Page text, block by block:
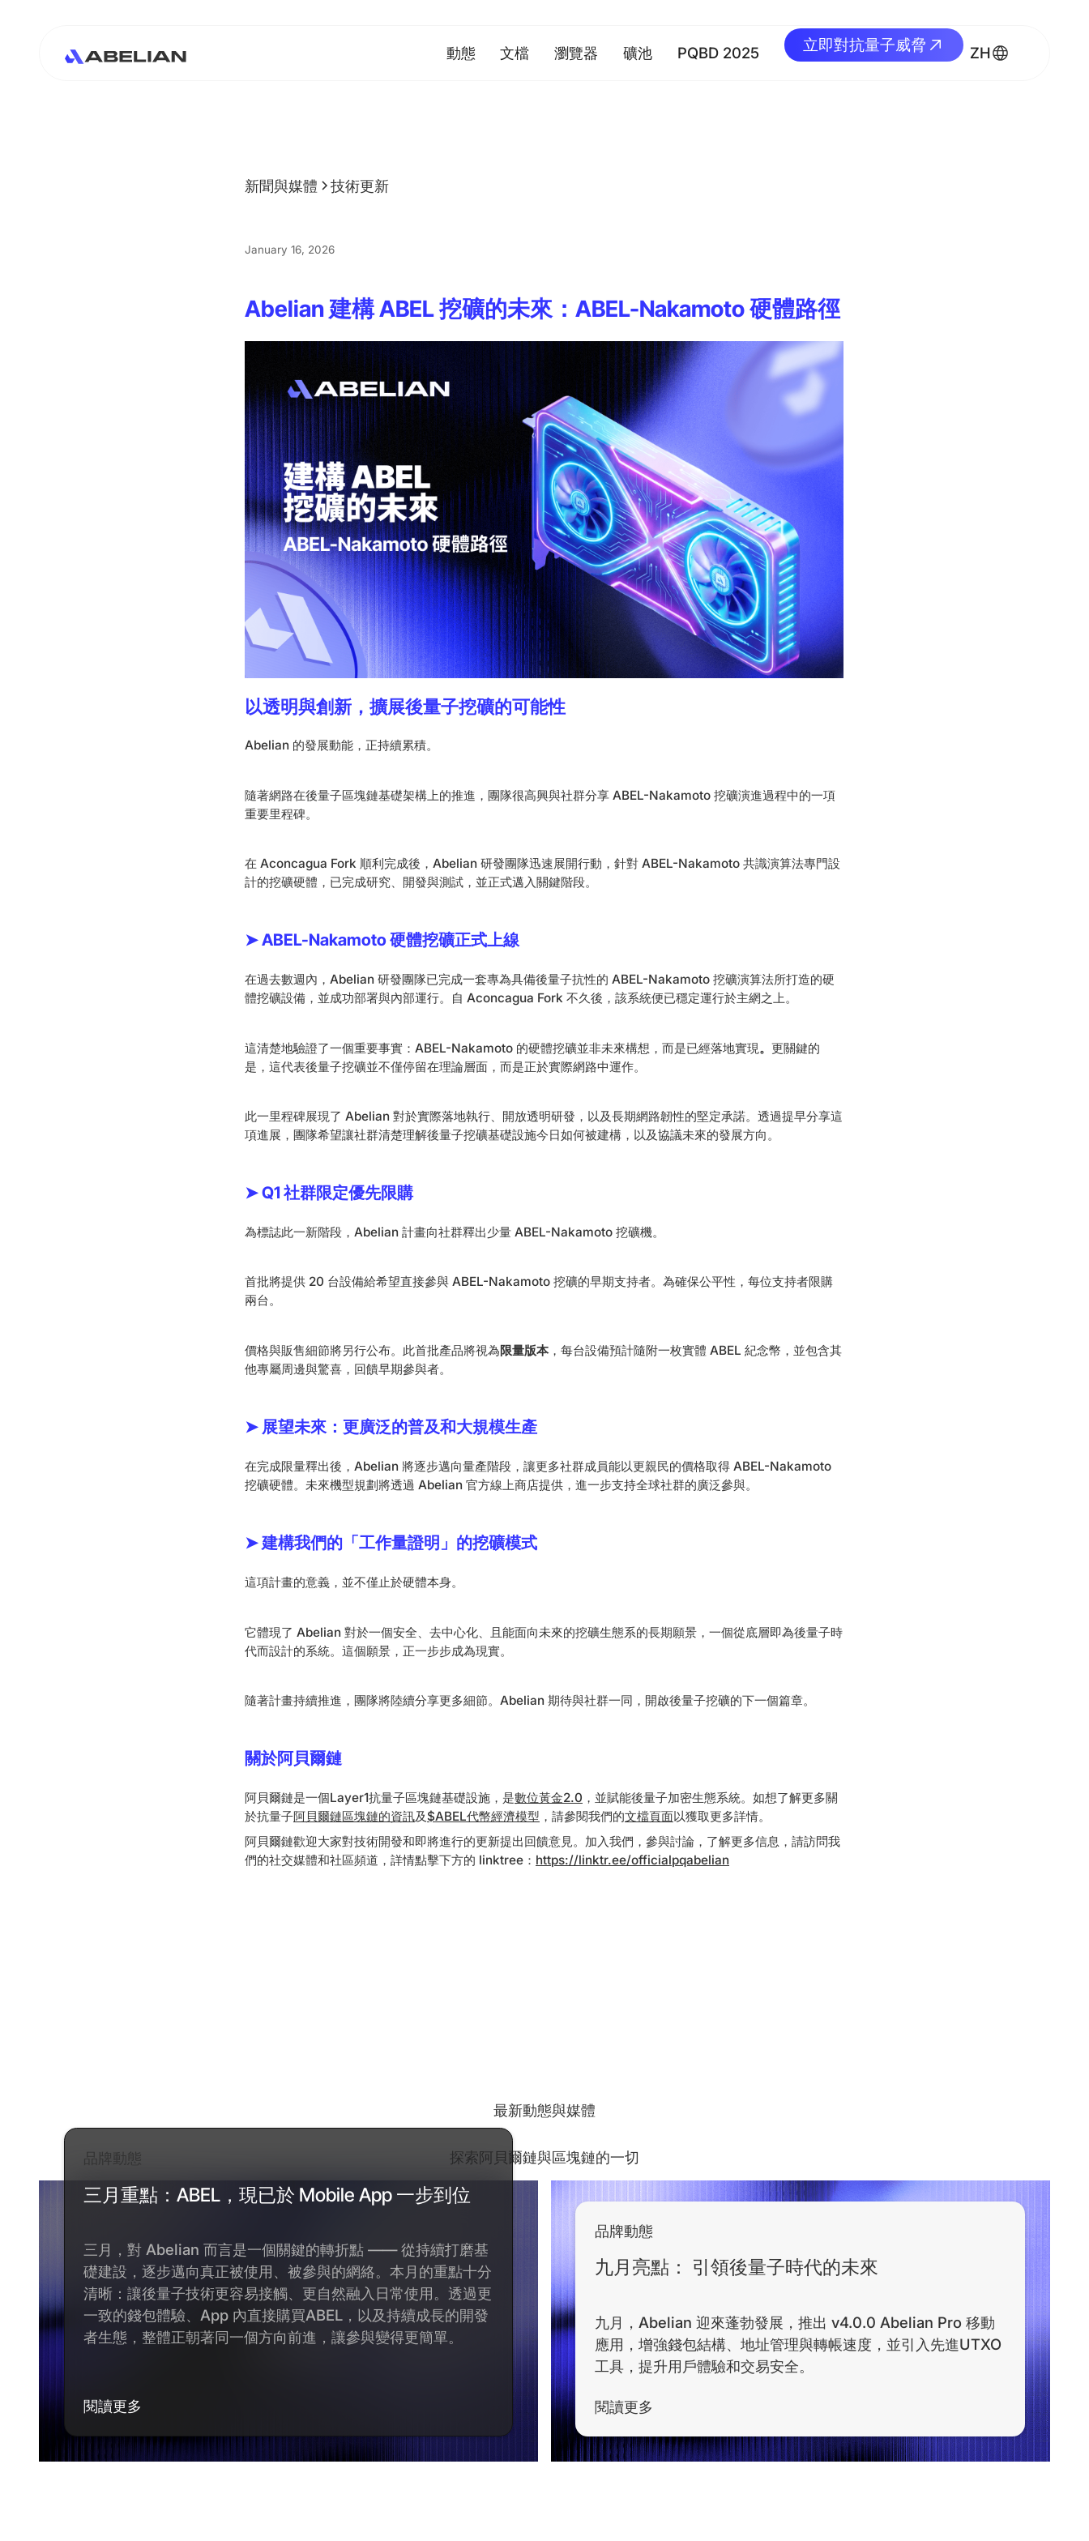
動態 文檔 瀏覽器 礦池 PQBD 2025 立即對抗量子威脅 ZH
新聞與媒體 技術更新
January 16, 2026
Abelian 建構 ABEL 挖礦的未來：ABEL-Nakamoto 硬體路徑
以透明與創新，擴展後量子挖礦的可能性
Abelian 的發展動能，正持續累積。
隨著網路在後量子區塊鏈基礎架構上的推進，團隊很高興與社群分享 ABEL-Nakamoto 挖礦演進過程中的一項
重要里程碑。
在 Aconcagua Fork 順利完成後，Abelian 研發團隊迅速展開行動，針對 ABEL-Nakamoto 共識演算法專門設
計的挖礦硬體，已完成研究、開發與測試，並正式邁入關鍵階段。
➤ ABEL-Nakamoto 硬體挖礦正式上線
在過去數週內，Abelian 研發團隊已完成一套專為具備後量子抗性的 ABEL-Nakamoto 挖礦演算法所打造的硬
體挖礦設備，並成功部署與內部運行。自 Aconcagua Fork 不久後，該系統便已穩定運行於主網之上。
這清楚地驗證了一個重要事實：ABEL-Nakamoto 的硬體挖礦並非未來構想，而是已經落地實現。更關鍵的
是，這代表後量子挖礦並不僅停留在理論層面，而是正於實際網路中運作。
此一里程碑展現了 Abelian 對於實際落地執行、開放透明研發，以及長期網路韌性的堅定承諾。透過提早分享這
項進展，團隊希望讓社群清楚理解後量子挖礦基礎設施今日如何被建構，以及協議未來的發展方向。
➤ Q1 社群限定優先限購
為標誌此一新階段，Abelian 計畫向社群釋出少量 ABEL-Nakamoto 挖礦機。
首批將提供 20 台設備給希望直接參與 ABEL-Nakamoto 挖礦的早期支持者。為確保公平性，每位支持者限購
兩台。
價格與販售細節將另行公布。此首批產品將視為限量版本，每台設備預計隨附一枚實體 ABEL 紀念幣，並包含其
他專屬周邊與驚喜，回饋早期參與者。
➤ 展望未來：更廣泛的普及和大規模生產
在完成限量釋出後，Abelian 將逐步邁向量產階段，讓更多社群成員能以更親民的價格取得 ABEL-Nakamoto
挖礦硬體。未來機型規劃將透過 Abelian 官方線上商店提供，進一步支持全球社群的廣泛參與。
➤ 建構我們的「工作量證明」的挖礦模式
這項計畫的意義，並不僅止於硬體本身。
它體現了 Abelian 對於一個安全、去中心化、且能面向未來的挖礦生態系的長期願景，一個從底層即為後量子時
代而設計的系統。這個願景，正一步步成為現實。
隨著計畫持續推進，團隊將陸續分享更多細節。Abelian 期待與社群一同，開啟後量子挖礦的下一個篇章。
關於阿貝爾鏈
阿貝爾鏈是一個Layer1抗量子區塊鏈基礎設施，是數位黃金2.0 ，並賦能後量子加密生態系統。如想了解更多關
於抗量子阿貝爾鏈區塊鏈的資訊及 $ABEL代幣經濟模型 ，請參閱我們的文檔頁面以獲取更多詳情。
阿貝爾鏈歡迎大家對技術開發和即將進行的更新提出回饋意見。加入我們，參與討論，了解更多信息，請訪問我
們的社交媒體和社區頻道，詳情點擊下方的 linktree： https://linktr.ee/officialpqabelian
最新動態與媒體
探索阿貝爾鏈與區塊鏈的一切
品牌動態
三月重點：ABEL，現已於 Mobile App 一步到位
三月，對 Abelian 而言是一個關鍵的轉折點 —— 從持續打磨基
礎建設，逐步邁向真正被使用、被參與的網絡。本月的重點十分
清晰：讓後量子技術更容易接觸、更自然融入日常使用。透過更
一致的錢包體驗、App 內直接購買ABEL，以及持續成長的開發
者生態，整體正朝著同一個方向前進，讓參與變得更簡單。
閱讀更多
閱讀更多
品牌動態
九月亮點： 引領後量子時代的未來
九月，Abelian 迎來蓬勃發展，推出 v4.0.0 Abelian Pro 移動
應用，增強錢包結構、地址管理與轉帳速度，並引入先進UTXO
工具，提升用戶體驗和交易安全。
閱讀更多
閱讀更多